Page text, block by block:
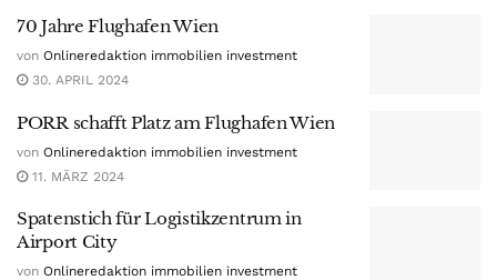
70 Jahre Flughafen Wien
von Onlineredaktion immobilien investment
30. APRIL 2024
PORR schafft Platz am Flughafen Wien
von Onlineredaktion immobilien investment
11. MÄRZ 2024
Spatenstich für Logistikzentrum in
Airport City
von Onlineredaktion immobilien investment